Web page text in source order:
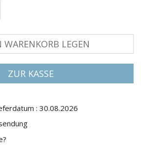
WARENKORB LEGEN
ZUR KASSE
: 30.08.2026